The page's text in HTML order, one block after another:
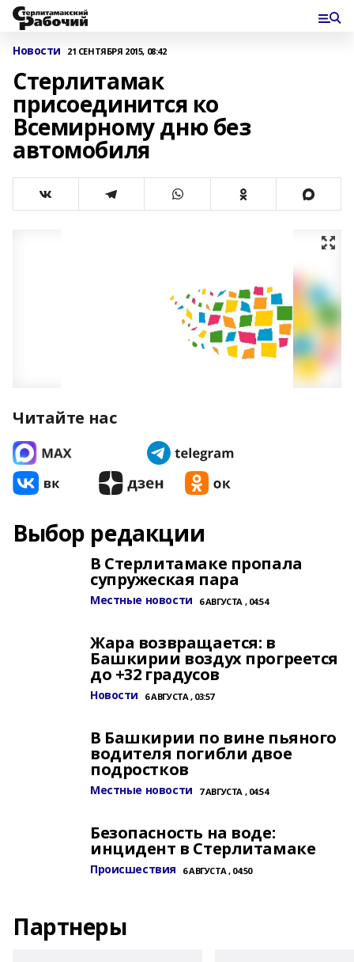
Новости 21 СЕНТЯБРЯ 2015, 08:42
Стерлитамак
присоединится ко
Всемирному дню без
автомобиля
Читайте нас
Выбор редакции
В Стерлитамаке пропала
супружеская пара
Местные новости 6 АВГУСТА , 04:54
Жара возвращается: в
Башкирии воздух прогреется
до +32 градусов
Новости 6 АВГУСТА , 03:57
В Башкирии по вине пьяного
водителя погибли двое
подростков
Местные новости 7 АВГУСТА , 04:54
Безопасность на воде:
инцидент в Стерлитамаке
Происшествия 6 АВГУСТА , 04:50
Партнеры